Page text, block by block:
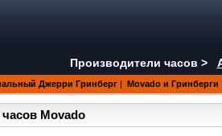
Производители часов >
Джерри Гринберг | Movado и Гринберги
Movado